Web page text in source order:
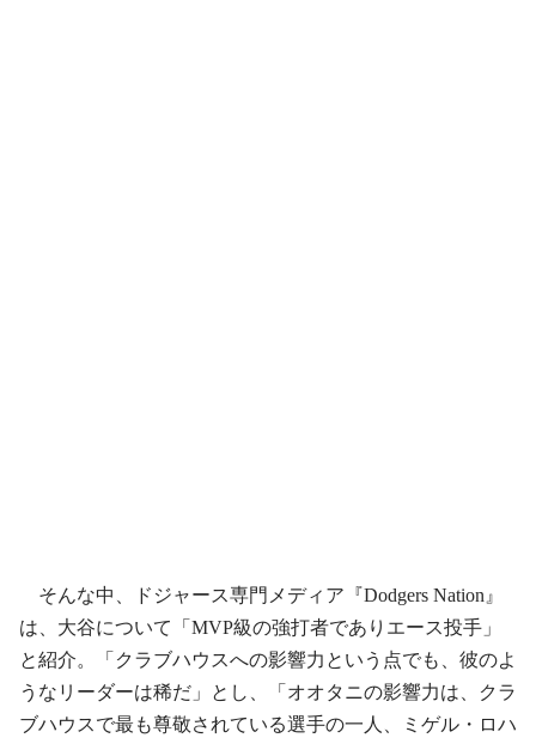
そんな中、ドジャース専門メディア『Dodgers Nation』
は、大谷について「MVP級の強打者でありエース投手」
と紹介。「クラブハウスへの影響力という点でも、彼のよ
うなリーダーは稀だ」とし、「オオタニの影響力は、クラ
ブハウスで最も尊敬されている選手の一人、ミゲル・ロハ